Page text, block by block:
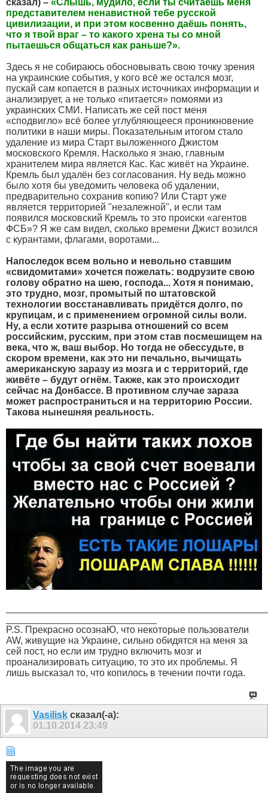
сказал) – «Слышь, мудило, если ты считаешь меня
представителем ненавистной тебе русской
цивилизации, и при этом косвенно даёшь понять,
что я твой враг – то какого хрена ты со мной
пытаешься общаться как раньше?».
Здесь я не собираюсь обосновывать свою точку зрения
на украинские события, у кого всё же остался мозг,
пускай сам копается в разных источниках информации и
анализирует, а не только «питается» помоями из
украинских СМИ. Написать же сей пост меня
«сподвигло» всё более углубляющееся проникновение
политики в наши миры. Показательным итогом стало
удаление из мира Старт выложенного Джистом
московского Кремля. Насколько я знаю, главным
хранителем мира является Кас. Кас живёт на Украине.
Кремль был удалён без согласования. Ну ведь можно
было хотя бы уведомить человека об удалении,
предварительно сохранив копию? Или Старт уже
является территорией "незалежной", и если там
появился московский Кремль то это происки «агентов
ФСБ»? Я же сам видел, сколько времени Джист возился
с курантами, флагами, воротами...
Напоследок всем вольно и невольно ставшим
«свидомитами» хочется пожелать: водрузите свою
голову обратно на шею, господа... Хотя я понимаю,
это трудно, мозг, промытый по штатовской
технологии восстанавливать придётся долго, по
крупицам, и с применением огромной силы воли.
Ну, а если хотите разрыва отношений со всем
российским, русским, при этом став посмешищем на
века, что ж, ваш выбор. Но тогда не обессудьте, в
скором времени, как это ни печально, вычищать
американскую заразу из мозга и с территорий, где
живёте – будут огнём. Также, как это происходит
сейчас на Донбассе. В противном случае зараза
может распространиться и на территорию России.
Такова нынешняя реальность.
P.S. Прекрасно осознаЮ, что некоторые пользователи
AW, живущие на Украине, сильно обидятся на меня за
сей пост, но если им трудно включить мозг и
проанализировать ситуацию, то это их проблемы. Я
лишь высказал то, что копилось в течении почти года.
Vasilisk сказал(-а):
01.10.2014 23:49